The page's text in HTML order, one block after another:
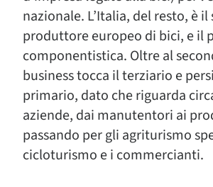
nazionale. L’Italia, del resto, è il
produttore europeo di bici, e il
componentistica. Oltre al
business tocca il terziario e
primario, dato che riguarda
aziende, dai manutentori ai
passando per gli agriturismo
cicloturismo e i commercianti.